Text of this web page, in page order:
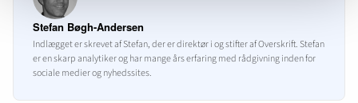
Stefan Bøgh-Andersen
Indlægget er skrevet af Stefan, der er direktør i og stifter af Overskrift. Stefan
er en skarp analytiker og har mange års erfaring med rådgivning inden for
sociale medier og nyhedssites.